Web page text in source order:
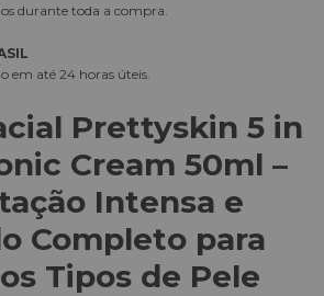
durante toda a compra.
em até 24 horas úteis.
Prettyskin 5 in
Cream 50ml –
Intensa e
Completo para
Tipos de Pele